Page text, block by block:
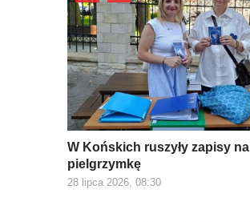
W Końskich ruszyły zapisy na
pielgrzymkę
28 lipca 2026, 08:30